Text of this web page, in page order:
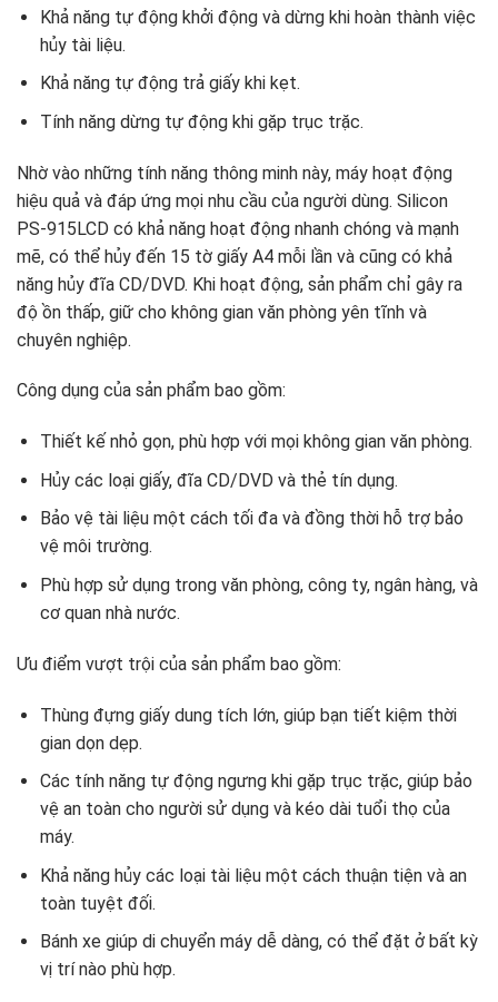
Khả năng tự động khởi động và dừng khi hoàn thành việc
hủy tài liệu.
Khả năng tự động trả giấy khi kẹt.
Tính năng dừng tự động khi gặp trục trặc.
Nhờ vào những tính năng thông minh này, máy hoạt động
hiệu quả và đáp ứng mọi nhu cầu của người dùng. Silicon
PS-915LCD có khả năng hoạt động nhanh chóng và mạnh
mẽ, có thể hủy đến 15 tờ giấy A4 mỗi lần và cũng có khả
năng hủy đĩa CD/DVD. Khi hoạt động, sản phẩm chỉ gây ra
độ ồn thấp, giữ cho không gian văn phòng yên tĩnh và
chuyên nghiệp.
Công dụng của sản phẩm bao gồm:
Thiết kế nhỏ gọn, phù hợp với mọi không gian văn phòng.
Hủy các loại giấy, đĩa CD/DVD và thẻ tín dụng.
Bảo vệ tài liệu một cách tối đa và đồng thời hỗ trợ bảo
vệ môi trường.
Phù hợp sử dụng trong văn phòng, công ty, ngân hàng, và
cơ quan nhà nước.
Ưu điểm vượt trội của sản phẩm bao gồm:
Thùng đựng giấy dung tích lớn, giúp bạn tiết kiệm thời
gian dọn dẹp.
Các tính năng tự động ngưng khi gặp trục trặc, giúp bảo
vệ an toàn cho người sử dụng và kéo dài tuổi thọ của
máy.
Khả năng hủy các loại tài liệu một cách thuận tiện và an
toàn tuyệt đối.
Bánh xe giúp di chuyển máy dễ dàng, có thể đặt ở bất kỳ
vị trí nào phù hợp.